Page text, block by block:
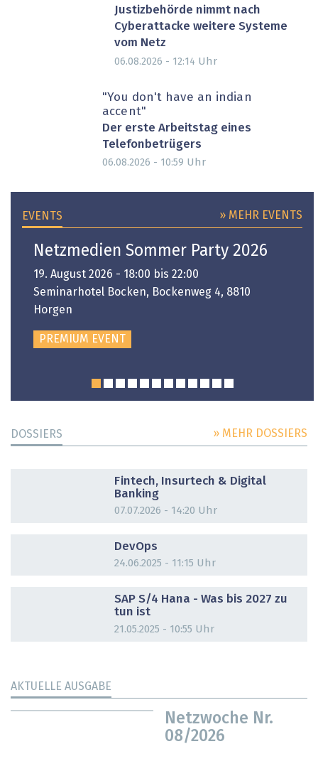
Justizbehörde nimmt nach
Cyberattacke weitere Systeme
vom Netz
06.08.2026 - 12:14 Uhr
"You don't have an indian
accent"
Der erste Arbeitstag eines
Telefonbetrügers
06.08.2026 - 10:59 Uhr
EVENTS » MEHR EVENTS
Netzmedien Sommer Party 2026
19. August 2026 - 18:00 bis 22:00
Seminarhotel Bocken, Bockenweg 4, 8810
Horgen
PREMIUM EVENT
DOSSIERS » MEHR DOSSIERS
Fintech, Insurtech & Digital
Banking
07.07.2026 - 14:20 Uhr
DevOps
24.06.2025 - 11:15 Uhr
SAP S/4 Hana - Was bis 2027 zu
tun ist
21.05.2025 - 10:55 Uhr
AKTUELLE AUSGABE
Netzwoche Nr.
08/2026